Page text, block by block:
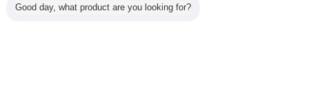
Все продукты
Good day, what product are you looking for?